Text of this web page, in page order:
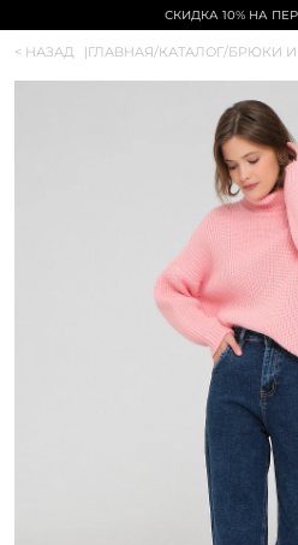
СКИДКА 10% НА
< НАЗАД |ГЛАВНАЯ/КАТАЛОГ/БРЮКИ